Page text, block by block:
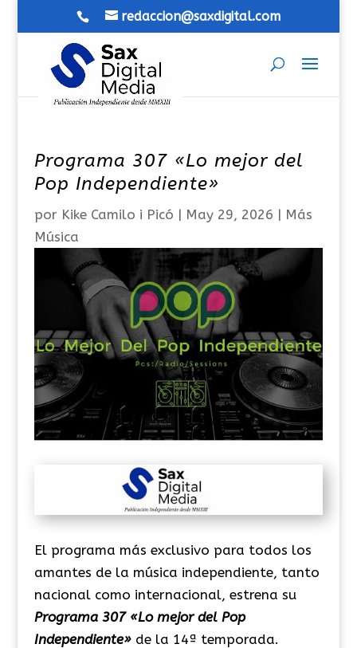
redaccion@saxdigital.com
Programa 307 «Lo mejor del
Pop Independiente»
por Kike Camilo i Picó | May 29, 2026 | Más
Música
El programa más exclusivo para todos los
amantes de la música independiente, tanto
nacional como internacional, estrena su
Programa 307 «Lo mejor del Pop
Independiente» de la 14ª temporada.